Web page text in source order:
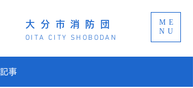
大分市消防団
OITA CITY SHOBODAN
ME
NU
記事